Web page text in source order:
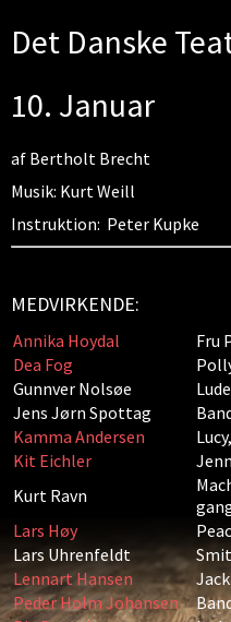
Det Danske
10. Januar
af Bertholt Brecht
Musik: Kurt Weill
Instruktion: Peter Kupke
MEDVIRKENDE:
Annika Hoydal
Fru
Dea Fog
Gunnver Nolsøe
Jens Jørn Spottag
Kamma Andersen
Kit Eichler
Kurt Ravn
Lars Høy
Lars Uhrenfeldt
Lennart Hansen
Peder Holm Johansen